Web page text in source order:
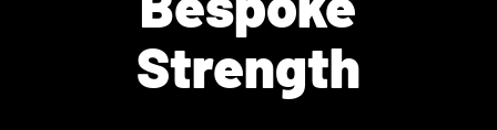
Strength